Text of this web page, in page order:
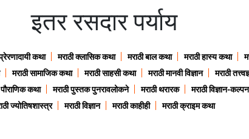
इतर रसदार पर्याय
कथा मराठी क्लासिक कथा मराठी बाल कथा मराठी हास्य कथा
मराठी सामाजिक कथा मराठी साहसी कथा मराठी मानवी विज्ञान मराठी
पौराणिक कथा मराठी पुस्तक पुनरावलोकने मराठी थरारक मराठी विज्ञान-
ज्योतिषशास्त्र
मराठी विज्ञान मराठी काहीही मराठी क्राइम कथा